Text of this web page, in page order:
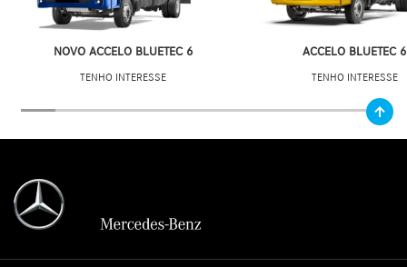
NOVO ACCELO BLUETEC 6
TENHO INTERESSE
ACCELO BLUETEC 6
TENHO INTERESSE